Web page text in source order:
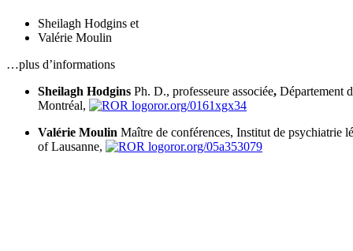
Sheilagh Hodgins et
Valérie Moulin
…plus d’informations
Sheilagh Hodgins Ph. D., professeure associée, Département
Montréal,
ror.org/0161xgx34
Valérie Moulin Maître de conférences, Institut de psychiatrie
of Lausanne,
ror.org/05a353079